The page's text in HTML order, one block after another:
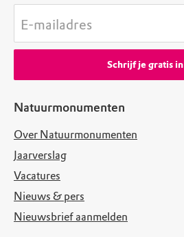
Natuurmonumenten
Over Natuurmonumenten
Jaarverslag
Vacatures
Nieuws & pers
Nieuwsbrief aanmelden
E-mailadres
Schrijf je gratis in